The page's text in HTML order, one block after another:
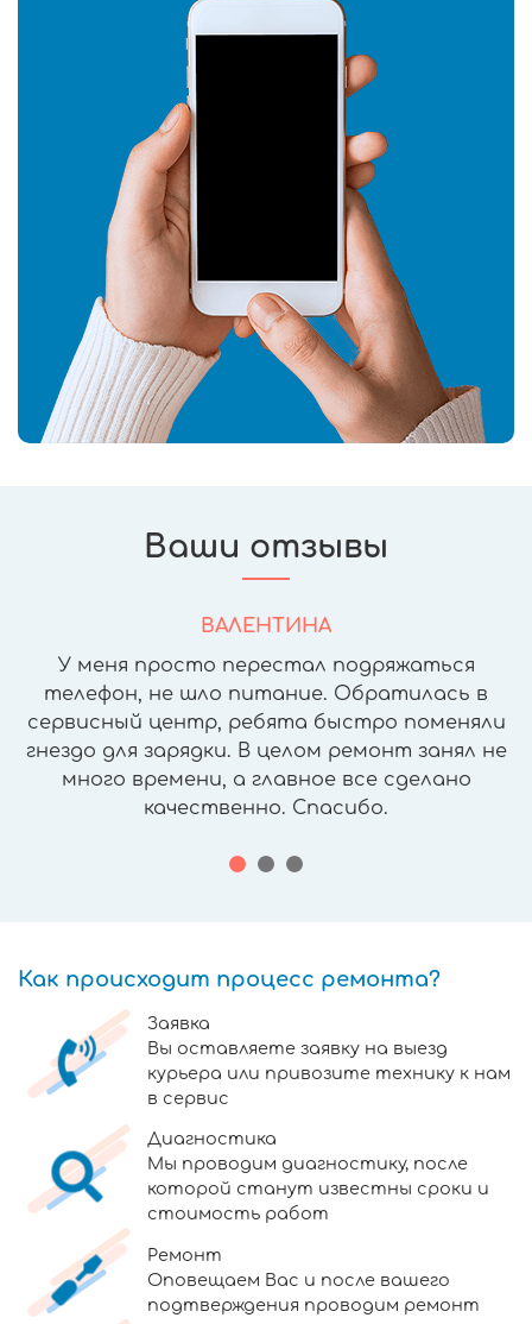
Ваши отзывы
ВАЛЕНТИНА
У меня просто перестал подряжаться
телефон, не шло питание. Обратилась в
сервисный центр, ребята быстро поменяли
гнездо для зарядки. В целом ремонт занял не
много времени, а главное все сделано
качественно. Спасибо.
Как происходит процесс ремонта?
Заявка
Вы оставляете заявку на выезд
курьера или привозите технику к нам
в сервис
Диагностика
Мы проводим диагностику, после
которой станут известны сроки и
стоимость работ
Ремонт
Оповещаем Вас и после вашего
подтверждения проводим ремонт